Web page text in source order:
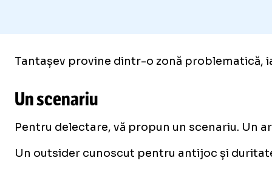
Tantașev provine dintr-o zonă problematică,
Un scenariu
Pentru delectare, vă propun un scenariu. Un
Un outsider cunoscut pentru antijoc și